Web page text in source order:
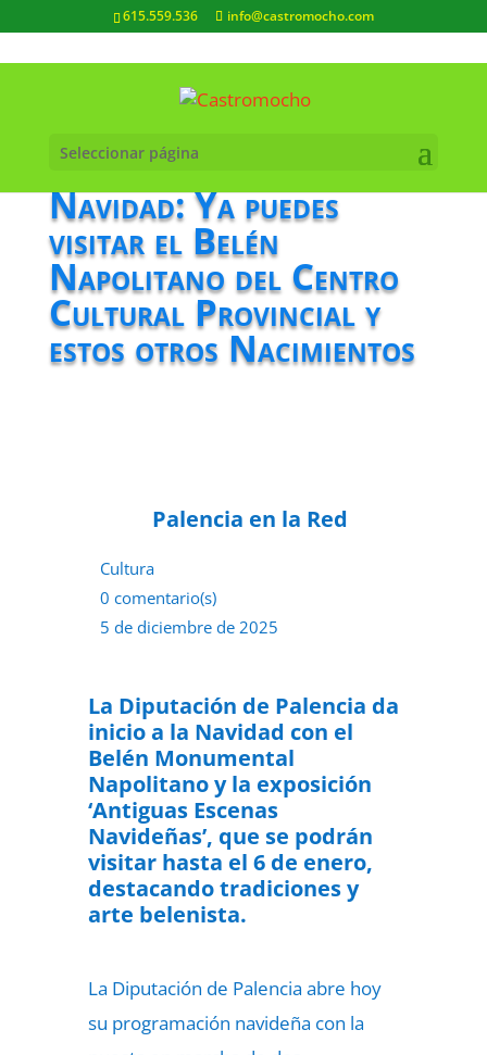
615.559.536 info@castromocho.com
Seleccionar página
Navidad: Ya puedes
visitar el Belén
Napolitano del Centro
Cultural Provincial y
estos otros Nacimientos
Palencia en la Red
Cultura
0 comentario(s)
5 de diciembre de 2025
La Diputación de Palencia da
inicio a la Navidad con el
Belén Monumental
Napolitano y la exposición
‘Antiguas Escenas
Navideñas’, que se podrán
visitar hasta el 6 de enero,
destacando tradiciones y
arte belenista.
La Diputación de Palencia abre hoy
su programación navideña con la